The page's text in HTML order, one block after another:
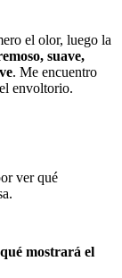
el olor, luego la
suave,
. Me encuentro
envoltorio.
mostrará el